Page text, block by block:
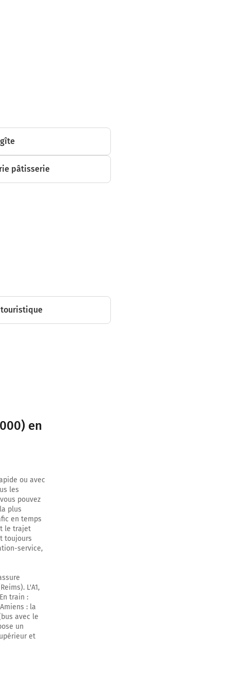
sur 4,7
pâtisserie
en
ou avec
les
pouvez
plus
en temps
le trajet
toujours
service,
L'A1,
train :
: la
avec le
un
et